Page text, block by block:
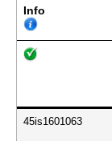
Info
45is1601063